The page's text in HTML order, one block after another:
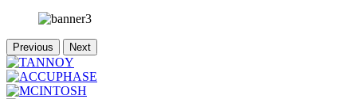
Previous Next